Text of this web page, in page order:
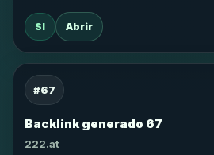
SI Abrir
#67
Backlink generado 67
222.at